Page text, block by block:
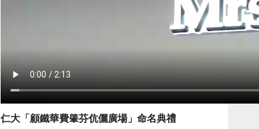
仁大「顧鐵華費肇芬伉儷廣場」命名典禮